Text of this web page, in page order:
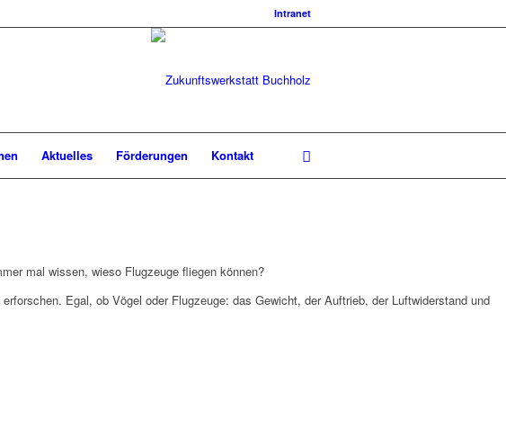
Intranet
Aktuelles Förderungen
Kontakt
mal wissen, wieso Flugzeuge fliegen können?
Egal, ob Vögel oder Flugzeuge: das Gewicht, der Auftrieb, der Luftwiderstand und